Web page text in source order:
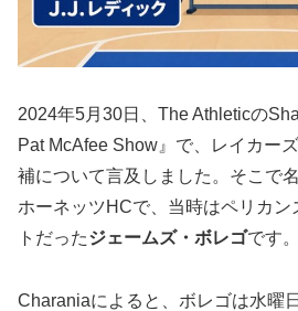
2024年5月30日、The Athleticの
Pat McAfee Show』で、レイカー
補について言及しました。そこで
ホーネッツHCで、当時はペリカン
トだったジェームズ・ボレゴです。
Charaniaによると、ボレゴは水曜